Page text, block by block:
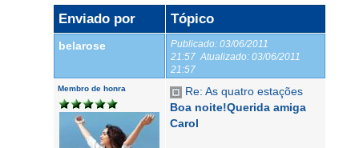
Enviado por Tópico
belarose Publicado: 03/06/2011
21:57 Atualizado: 03/06/2011
21:57
Membro de honra
Re: As quatro estações
Boa noite!Querida amiga
Carol